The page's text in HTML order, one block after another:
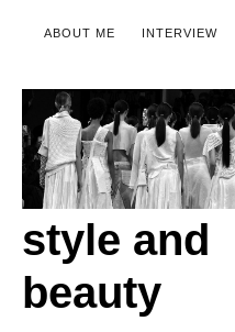
ABOUT ME INTERVIEW
style and
beauty